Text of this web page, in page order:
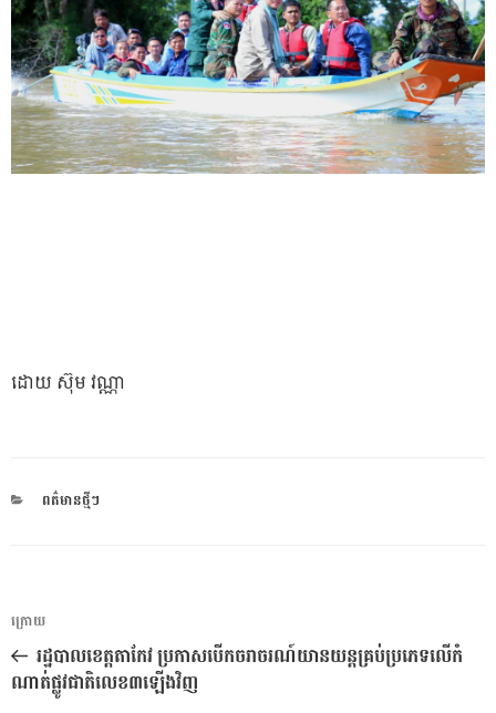
ដោយ ស៊ុម វណ្ណា
CATEGORIES
ពត៌មានថ្មីៗ
ការ​
នាំទិស​
ប្រកាស
អត្ថបទ
មុន
ក្រោយ
រដ្ឋបាលខេត្តតាកែវ ប្រកាសបើកចរាចរណ៍យានយន្តគ្រប់ប្រភេទលើកំ
ណាត់ផ្លូវជាតិលេខ៣ឡើងវិញ